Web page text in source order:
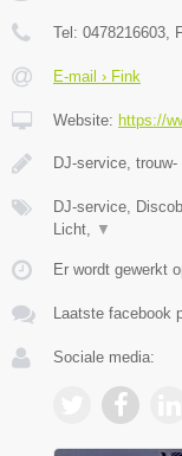
Tel: 0478216603 ,
E-mail › Fink
Website: https://
DJ-service,
DJ-service,
Licht,
▼
Er wordt gewerkt
Laatste facebook
Sociale media: